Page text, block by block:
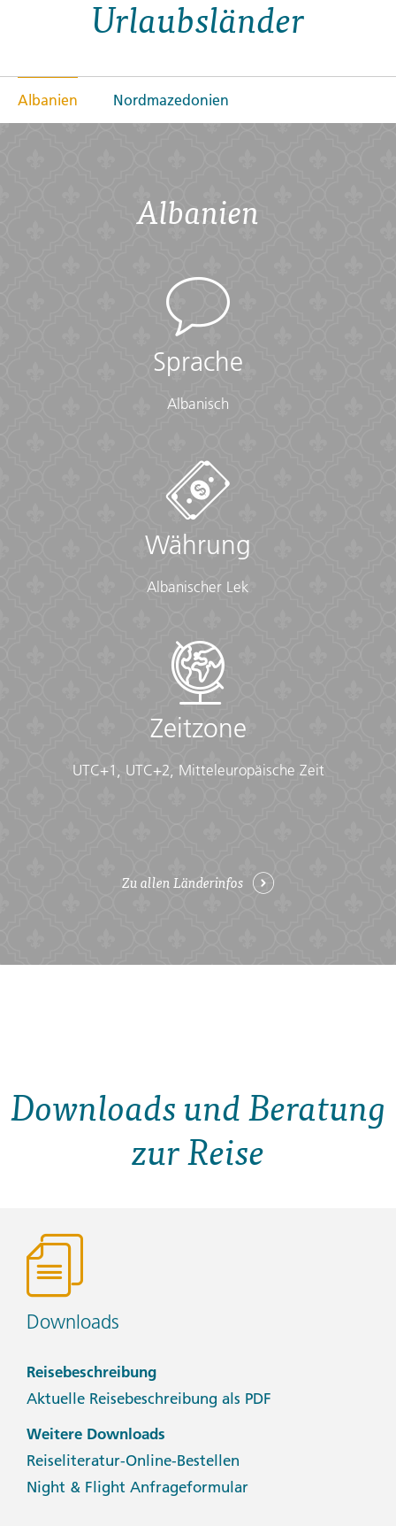
Urlaubsländer
Albanien Nordmazedonien
Albanien
Sprache
Albanisch
Währung
Albanischer Lek
Zeitzone
UTC+1, UTC+2, Mitteleuropäische Zeit
Zu allen Länderinfos
Downloads und Beratung
zur Reise
Downloads
Reisebeschreibung
Aktuelle Reisebeschreibung als PDF
Weitere Downloads
Reiseliteratur-Online-Bestellen
Night & Flight Anfrageformular